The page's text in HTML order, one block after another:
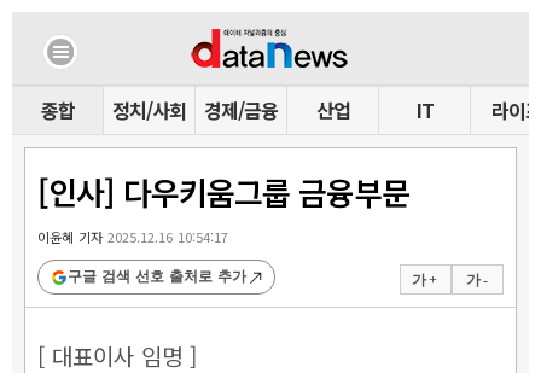
종합 정치/사회 경제/금융 산업 IT 라이프
[인사] 다우키움그룹 금융부문
이윤혜 기자2025.12.16 10:54:17
가 + 가 -
구글 검색 선호 출처로 추가
[ 대표이사 임명 ]